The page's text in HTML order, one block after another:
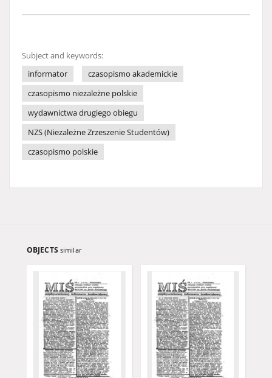
Subject and keywords:
informator
czasopismo akademickie
czasopismo niezależne polskie
wydawnictwa drugiego obiegu
NZS (Niezależne Zrzeszenie Studentów)
czasopismo polskie
OBJECTS similar